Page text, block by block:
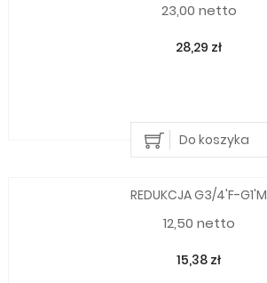
23,00 netto
28,29 zł
Do koszyka
REDUKCJA G3/4'F-G1'M
12,50 netto
15,38 zł